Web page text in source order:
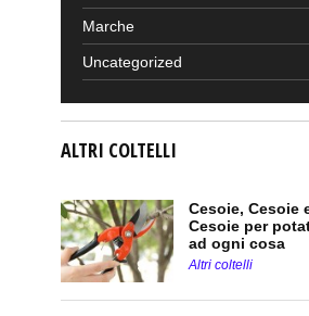
Marche
Uncategorized
ALTRI COLTELLI
Cesoie, Cesoie
Cesoie per
ad ogni cosa
Altri coltelli